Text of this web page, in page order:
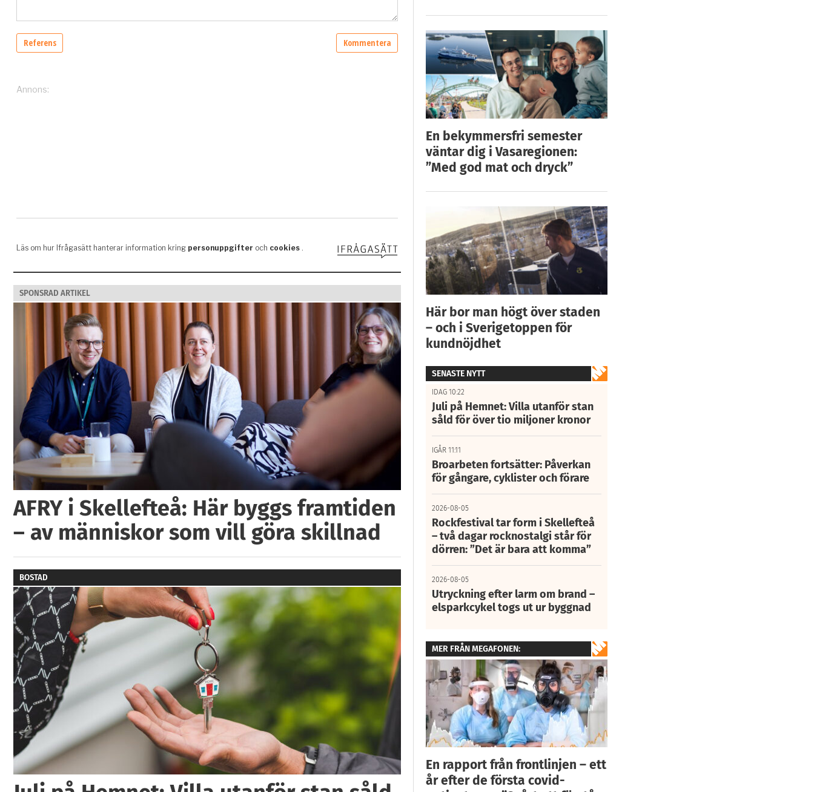
SPONSRAD ARTIKEL
AFRY i Skellefteå: Här byggs framtiden
– av människor som vill göra skillnad
BOSTAD
En bekymmersfri semester
väntar dig i Vasaregionen:
”Med god mat och dryck”
Här bor man högt över staden
– och i Sverigetoppen för
kundnöjdhet
SENASTE NYTT
IDAG 10:22
Juli på Hemnet: Villa utanför stan
såld för över tio miljoner kronor
IGÅR 11:11
Broarbeten fortsätter: Påverkan
för gångare, cyklister och förare
2026-08-05
Rockfestival tar form i Skellefteå
– två dagar rocknostalgi står för
dörren: ”Det är bara att komma”
2026-08-05
Utryckning efter larm om brand –
elsparkcykel togs ut ur byggnad
MER FRÅN MEGAFONEN:
En rapport från frontlinjen – ett
år efter de första covid-